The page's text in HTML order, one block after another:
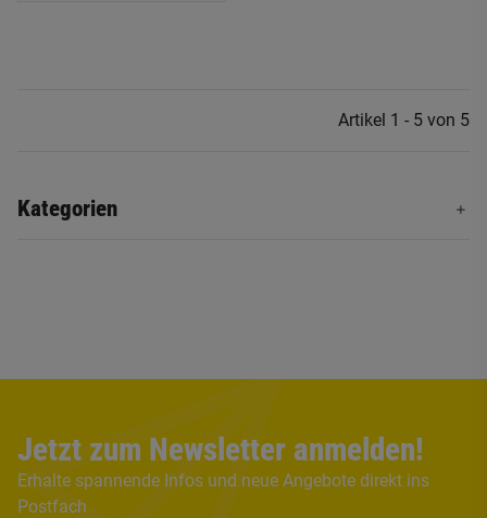
Artikel 1 - 5 von 5
Kategorien
Jetzt zum Newsletter anmelden!
Erhalte spannende Infos und neue Angebote direkt ins
Postfach